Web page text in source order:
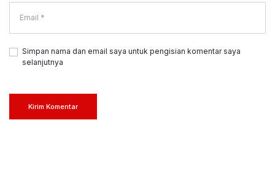
Simpan nama dan email saya untuk pengisian komentar saya
selanjutnya
Kirim Komentar